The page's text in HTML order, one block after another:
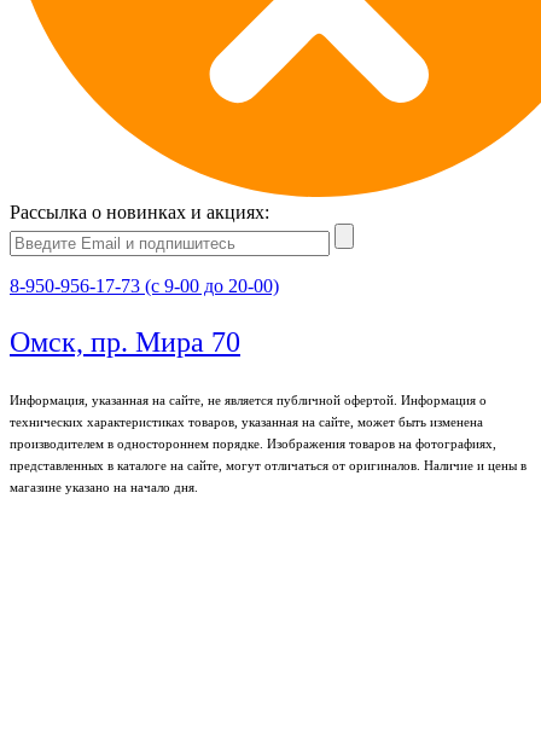
Рассылка о новинках и акциях:
8-950-956-17-73 (с 9-00 до 20-00)
Омск, пр. Мира 70
Информация, указанная на сайте, не является публичной офертой. Информация о
технических характеристиках товаров, указанная на сайте, может быть изменена
производителем в одностороннем порядке. Изображения товаров на фотографиях,
представленных в каталоге на сайте, могут отличаться от оригиналов. Наличие и цены в
магазине указано на начало дня.